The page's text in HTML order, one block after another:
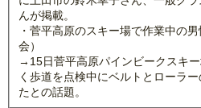
んが掲載。
・菅平高原のスキー場で作業中の
会）
→15日菅平高原パインビークスキ
く歩道を点検中にベルトとローラ
たとの話題。